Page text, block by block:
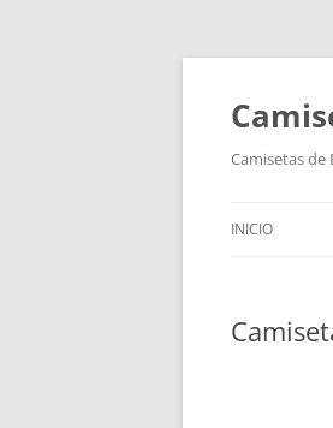
Camisetas de
INICIO